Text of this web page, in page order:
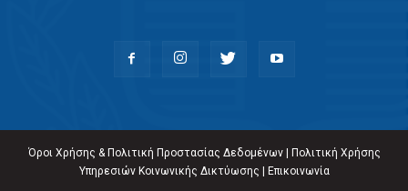
Όροι Χρήσης & Πολιτική Προστασίας Δεδομένων| Πολιτική Χρήσης
Υπηρεσιών Κοινωνικής Δικτύωσης | Επικοινωνία